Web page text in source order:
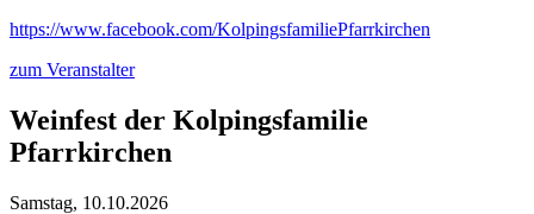
https://www.facebook.com/KolpingsfamiliePfarrkirchen
zum Veranstalter
Weinfest der Kolpingsfamilie
Pfarrkirchen
Samstag, 10.10.2026